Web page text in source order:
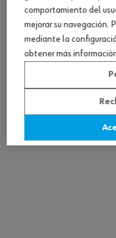
Boquilla
spray
comportamiento del
mejorar su navegación.
mediante la
obtener más